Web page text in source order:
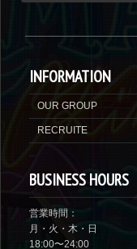
INFORMATION
OUR GROUP
RECRUITE
BUSINESS HOURS
営業時間：
月・火・木・日
18:00〜24:00